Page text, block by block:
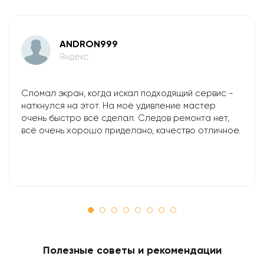
ANDRON999
Яндекс
Сломал экран, когда искал подходящий сервис -
наткнулся на этот. На моё удивление мастер
очень быстро всё сделал. Следов ремонта нет,
всё очень хорошо приделано, качество отличное.
Полезные советы и рекомендации